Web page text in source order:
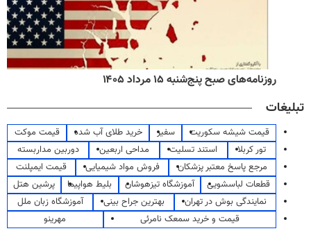
روزنامه‌های صبح پنج‌شنبه ۱۵ مرداد ۱۴۰۵
تبلیغات
قیمت شیشه سکوریت سفیر خرید طلای آب شده
قیمت موکت
تور کربلا
استند تسلیت مداحی اربعین
دوربین مداربسته
مرجع پاسخ معتبر پزشکان
فروش مواد شیمیایی
قیمت ایمپلنت
قطعات لباسشویی
آموزشگاه تیزهوشان بلیط هواپیما
پرشین هتل
نمایندگی بوش در تهران
بهترین جراح بینی
آموزشگاه زبان ملل
قیمت و خرید سمعک نامرئی
مهرینو